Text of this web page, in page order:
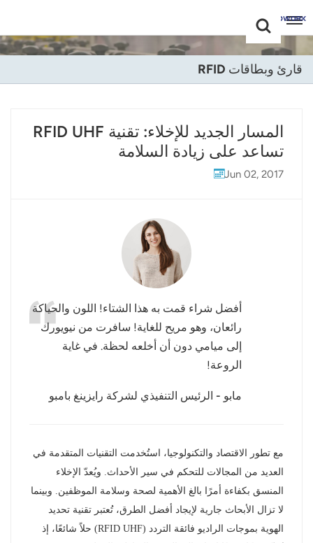
+86 -18681515767
English
Deutsch
Русский
Español
Português
Nederland
عربي
日语
한국어
Ελληνικά
Melayu
Polski
قارئ وبطاقات RFID
المسار الجديد للإخلاء: تقنية RFID UHF
تساعد على زيادة السلامة
Jun 02, 2017
أفضل شراء قمت به هذا الشتاء! اللون والحياكة
رائعان، وهو مريح للغاية! سافرت من نيويورك
إلى ميامي دون أن أخلعه لحظة. في غاية
الروعة!
مابو - الرئيس التنفيذي لشركة رايزينغ بامبو
مع تطور الاقتصاد والتكنولوجيا، استُخدمت التقنيات المتقدمة في
العديد من المجالات للتحكم في سير الأحداث. ويُعدّ الإخلاء
المنسق بكفاءة أمرًا بالغ الأهمية لصحة وسلامة الموظفين. وبينما
لا تزال الأبحاث جارية لإيجاد أفضل الطرق، تُعتبر تقنية تحديد
الهوية بموجات الراديو فائقة التردد (RFID UHF) حلاً شائعًا، إذ